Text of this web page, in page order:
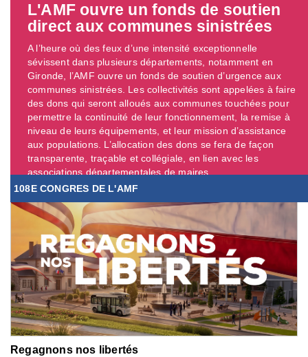
L'AMF ouvre un fonds de soutien
direct aux communes sinistrées
A l’heure où des feux d’une intensité exceptionnelle
sévissent dans plusieurs départements, notamment en
Gironde, l’AMF ouvre un fonds de soutien d’urgence aux
communes sinistrées. Les collectivités sont appelées à faire
des dons qui seront alloués aux communes touchées pour
permettre la continuité de leur fonctionnement, la remise à
niveau de leurs équipements, et leur mission d’assistance
aux populations. L’allocation des dons se fera de façon
transparente, traçable et collégiale, en lien avec les
associations départementales de maires. ...
108E CONGRES DE L'AMF
Regagnons nos libertés